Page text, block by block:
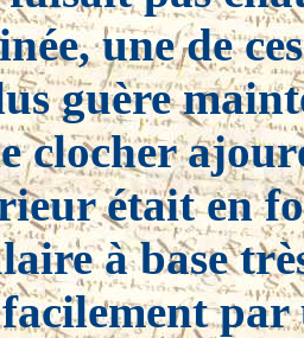
une de
guère
clocher
était en
à base